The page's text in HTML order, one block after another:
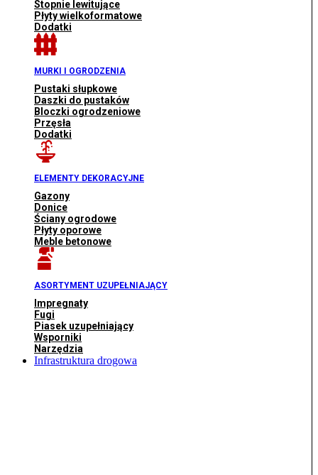
Stopnie lewitujące
Płyty wielkoformatowe
Dodatki
MURKI I OGRODZENIA
Pustaki słupkowe
Daszki do pustaków
Bloczki ogrodzeniowe
Przęsła
Dodatki
ELEMENTY DEKORACYJNE
Gazony
Donice
Ściany ogrodowe
Płyty oporowe
Meble betonowe
ASORTYMENT UZUPEŁNIAJĄCY
Impregnaty
Fugi
Piasek uzupełniający
Wsporniki
Narzędzia
Infrastruktura drogowa